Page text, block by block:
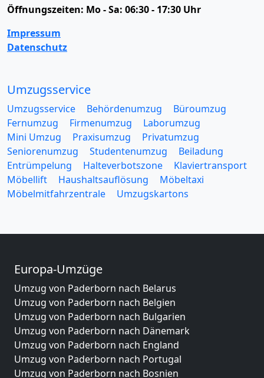
Öffnungszeiten: Mo - Sa: 06:30 - 17:30 Uhr
Impressum
Datenschutz
Umzugsservice
Umzugsservice Behördenumzug
Büroumzug
Fernumzug
Firmenumzug
Laborumzug
Mini Umzug
Praxisumzug
Privatumzug
Seniorenumzug
Studentenumzug
Beiladung
Entrümpelung
Halteverbotszone
Klaviertransport
Möbellift
Haushaltsauflösung
Möbeltaxi
Möbelmitfahrzentrale
Umzugskartons
Europa-Umzüge
Umzug von Paderborn nach Belarus
Umzug von Paderborn nach Belgien
Umzug von Paderborn nach Bulgarien
Umzug von Paderborn nach Dänemark
Umzug von Paderborn nach England
Umzug von Paderborn nach Portugal
Umzug von Paderborn nach Bosnien